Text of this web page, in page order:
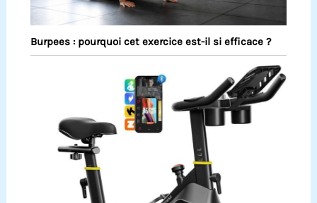
Burpees : pourquoi cet exercice est-il si efficace ?